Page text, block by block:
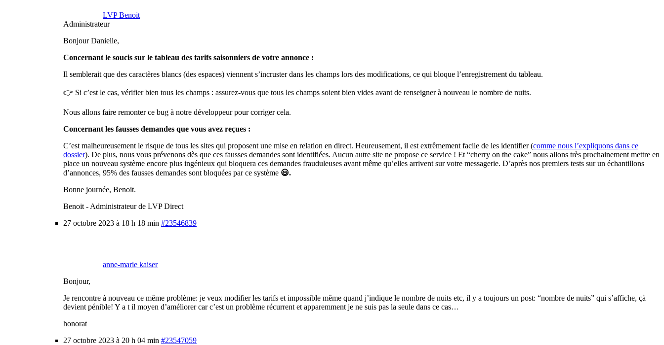
LVP Benoit
Administrateur
Bonjour Danielle,
Concernant le soucis sur le tableau des tarifs saisonniers de votre annonce :
Il semblerait que des caractères blancs (des espaces) viennent s’incruster dans les champs lors des modifications, ce qui bloque l’enregistrement du tableau.
👉 Si c’est le cas, vérifier bien tous les champs : assurez-vous que tous les champs soient bien vides avant de renseigner à nouveau le nombre de nuits.
Nous allons faire remonter ce bug à notre développeur pour corriger cela.
Concernant les fausses demandes que vous avez reçues :
C’est malheureusement le risque de tous les sites qui proposent une mise en relation en direct. Heureusement, il est extrêmement facile de les identifier (comme nous l’expliquons dans ce
dossier). De plus, nous vous prévenons dès que ces fausses demandes sont identifiées. Aucun autre site ne propose ce service ! Et “cherry on the cake” nous allons très prochainement mettre en
place un nouveau système encore plus ingénieux qui bloquera ces demandes frauduleuses avant même qu’elles arrivent sur votre messagerie. D’après nos premiers tests sur un échantillons
d’annonces, 95% des fausses demandes sont bloquées par ce système 😃.
Bonne journée, Benoit.
Benoit - Administrateur de LVP Direct
27 octobre 2023 à 18 h 18 min #23546839
anne-marie kaiser
Bonjour,
Je rencontre à nouveau ce même problème: je veux modifier les tarifs et impossible même quand j’indique le nombre de nuits etc, il y a toujours un post: “nombre de nuits” qui s’affiche, çà
devient pénible! Y a t il moyen d’améliorer car c’est un problème récurrent et apparemment je ne suis pas la seule dans ce cas…
honorat
27 octobre 2023 à 20 h 04 min #23547059